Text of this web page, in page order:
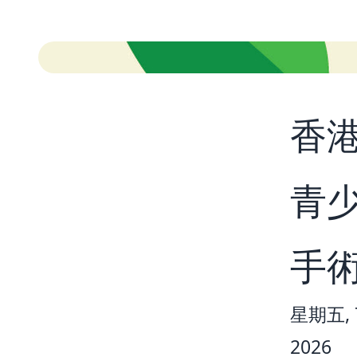
香
青
手
星期五
2026